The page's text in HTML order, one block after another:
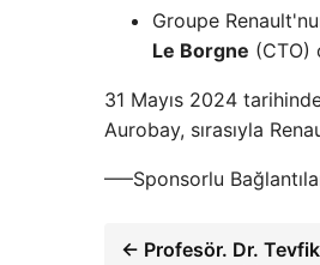
Groupe
Le Borgne (CTO)
31 Mayıs 2024
Aurobay, sırasıyla
—–Sponsorlu
← Profesör. Dr.